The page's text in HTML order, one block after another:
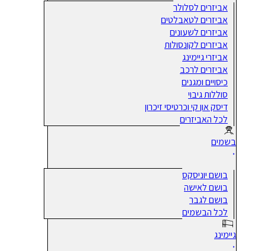
אביזרים לסלולר
אביזרים לטאבלטים
אביזרים לשעונים
אביזרים לקונסולות
אביזרי גיימינג
אביזרים לרכב
כיסויים ומגנים
סוללות גיבוי
דיסק און קי וכרטיסי זיכרון
לכל האביזרים
בשמים
בושם יוניסקס
בושם לאישה
בושם לגבר
לכל הבשמים
גיימינג